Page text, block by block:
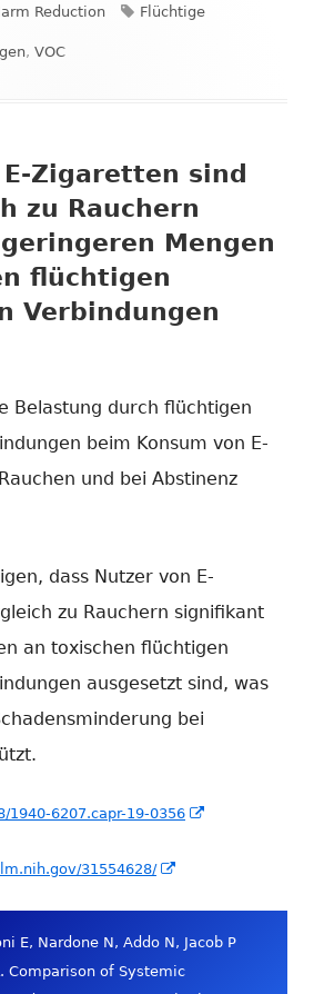
Reduction Schlagwörter
Flüchtige
, VOC
Zigaretten sind
zu Rauchern
Mengen
flüchtigen
Verbindungen
Belastung durch flüchtigen
beim Konsum von E-
und bei Abstinenz
dass Nutzer von E-
zu Rauchern signifikant
an toxischen flüchtigen
ausgesetzt sind, was
bei
1940-6207.capr-19-0356
31554628/
öffnen
E, Nardone N, Addo N, Jacob P
Comparison of Systemic